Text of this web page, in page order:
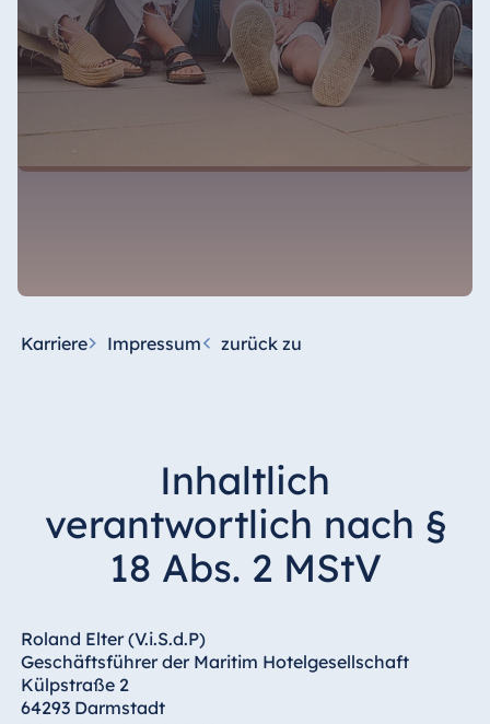
Karriere Impressum zurück zu
Inhaltlich
verantwortlich nach §
18 Abs. 2 MStV
Roland Elter (V.i.S.d.P)
Geschäftsführer der Maritim Hotelgesellschaft
Külpstraße 2
64293 Darmstadt